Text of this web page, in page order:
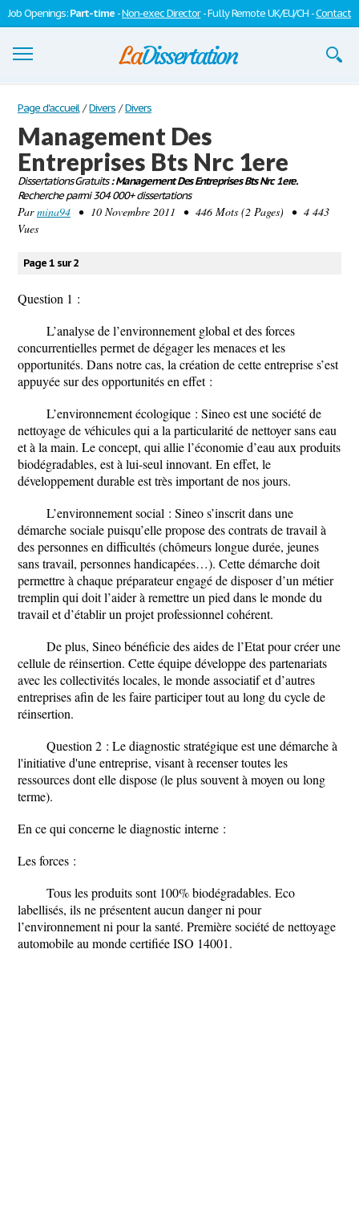
Job Openings:Part-time -Non-exec Director- Fully Remote UK/EU/CH -Contact
Dissertations
S'inscrire
Se connecter
Contactez-nous
Page d'accueil / Divers / Divers
Management Des
Entreprises Bts Nrc 1ere
Dissertations Gratuits: Management Des Entreprises Bts Nrc 1ere.
Recherche parmi 304 000+ dissertations
Parmina94 • 10 Novembre 2011 • 446 Mots (2 Pages) • 4 443
Vues
Page 1 sur 2
Question 1 :
L’analyse de l’environnement global et des forces
concurrentielles permet de dégager les menaces et les
opportunités. Dans notre cas, la création de cette entreprise s’est
appuyée sur des opportunités en effet :
L’environnement écologique : Sineo est une société de
nettoyage de véhicules qui a la particularité de nettoyer sans eau
et à la main. Le concept, qui allie l’économie d’eau aux produits
biodégradables, est à lui-seul innovant. En effet, le
développement durable est très important de nos jours.
L’environnement social : Sineo s’inscrit dans une
démarche sociale puisqu’elle propose des contrats de travail à
des personnes en difficultés (chômeurs longue durée, jeunes
sans travail, personnes handicapées…). Cette démarche doit
permettre à chaque préparateur engagé de disposer d’un métier
tremplin qui doit l’aider à remettre un pied dans le monde du
travail et d’établir un projet professionnel cohérent.
De plus, Sineo bénéficie des aides de l’Etat pour créer une
cellule de réinsertion. Cette équipe développe des partenariats
avec les collectivités locales, le monde associatif et d’autres
entreprises afin de les faire participer tout au long du cycle de
réinsertion.
Question 2 : Le diagnostic stratégique est une démarche à
l'initiative d'une entreprise, visant à recenser toutes les
ressources dont elle dispose (le plus souvent à moyen ou long
terme).
En ce qui concerne le diagnostic interne :
Les forces :
Tous les produits sont 100% biodégradables. Eco
labellisés, ils ne présentent aucun danger ni pour
l’environnement ni pour la santé. Première société de nettoyage
automobile au monde certifiée ISO 14001.